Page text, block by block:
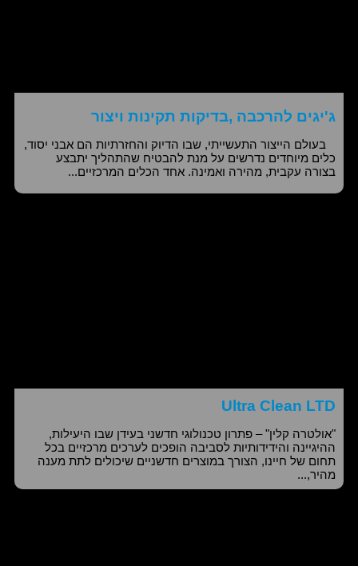
ג'יגים להרכבה ,בדיקות תקינות ויצור
בעולם הייצור התעשייתי, שבו הדיוק והחזרתיות הם אבני יסוד,
כלים מיוחדים נדרשים על מנת להבטיח שהתהליך יתבצע
בצורה עקבית, מהירה ואמינה. אחד הכלים המרכזיים...
Ultra Clean​ LTD
"אולטרה קלין" – פתרון טכנולוגי חדשני בעידן שבו היעילות,
ההיגיינה והידידותיות לסביבה הופכים לערכים מרכזיים בכל
תחום של חיינו, הצורך במוצרים חדשניים שיכולים לתת מענה
מהיר,...